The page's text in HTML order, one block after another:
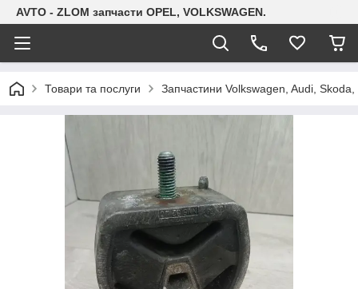
AVTO - ZLOM запчасти OPEL, VOLKSWAGEN.
Товари та послуги Запчастини Volkswagen, Audi, Skoda,